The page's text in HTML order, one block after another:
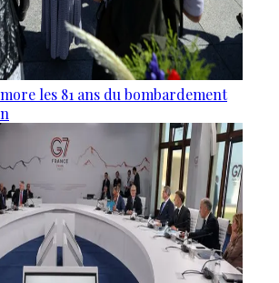
les 81 ans du bombardement